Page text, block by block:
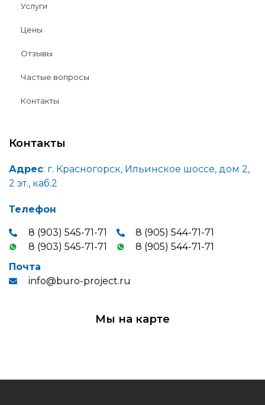
Услуги
Цены
Отзывы
Частые вопросы
Контакты
Контакты
Адрес: г. Красногорск, Ильинское шоссе, дом 2,
2 эт., каб.2
Телефон
8 (903) 545-71-71
8 (905) 544-71-71
8 (903) 545-71-71
8 (905) 544-71-71
Почта
info@buro-project.ru
Мы на карте